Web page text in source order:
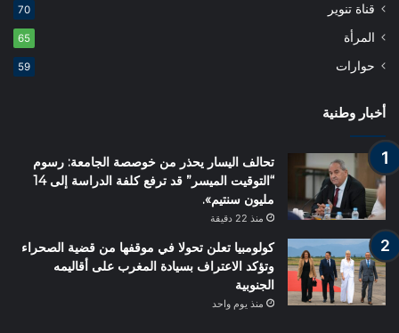
قناة تنوير 70
المرأة 65
حوارات 59
أخبار وطنية
تحالف اليسار يحذر من خوصصة الجامعة: رسوم
“التوقيت الميسر” قد ترفع كلفة الدراسة إلى 14
مليون سنتيم».
منذ 22 دقيقة
كولومبيا تعلن تحولا في موقفها من قضية الصحراء
وتؤكد الاعتراف بسيادة المغرب على أقاليمه
الجنوبية
منذ يوم واحد